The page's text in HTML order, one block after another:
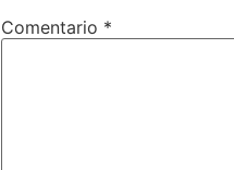
Comentario *